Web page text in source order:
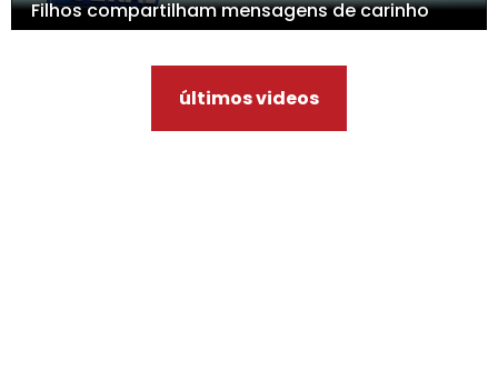
Filhos compartilham mensagens de carinho
últimos videos